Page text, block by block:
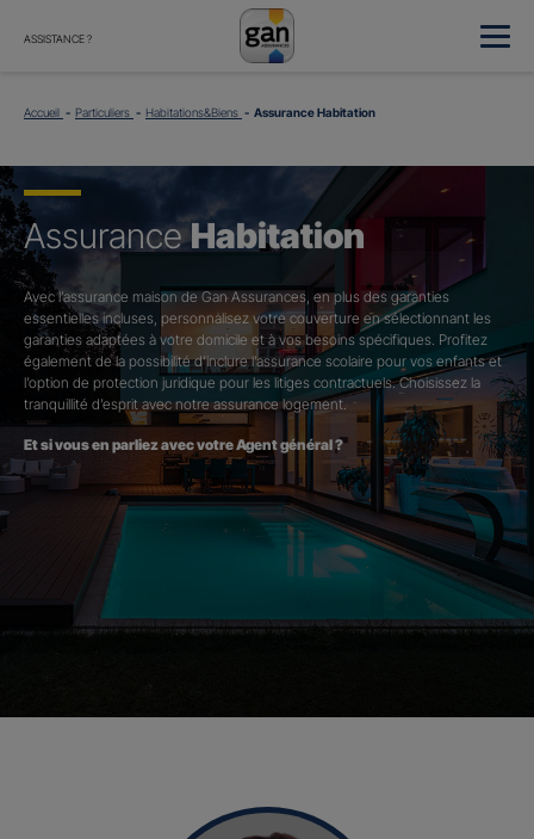
ASSISTANCE ?
Accueil Particuliers Habitations&Biens Assurance Habitation
AssuranceHabitation
Avec l’assurance maison de Gan Assurances, en plus des garanties
essentielles incluses, personnalisez votre couverture en sélectionnant les
garanties adaptées à votre domicile et à vos besoins spécifiques. Profitez
également de la possibilité d’inclure l’assurance scolaire pour vos enfants et
l’option de protection juridique pour les litiges contractuels. Choisissez la
tranquillité d’esprit avec notre assurance logement.
Et si vous en parliez avec votre Agent général ?